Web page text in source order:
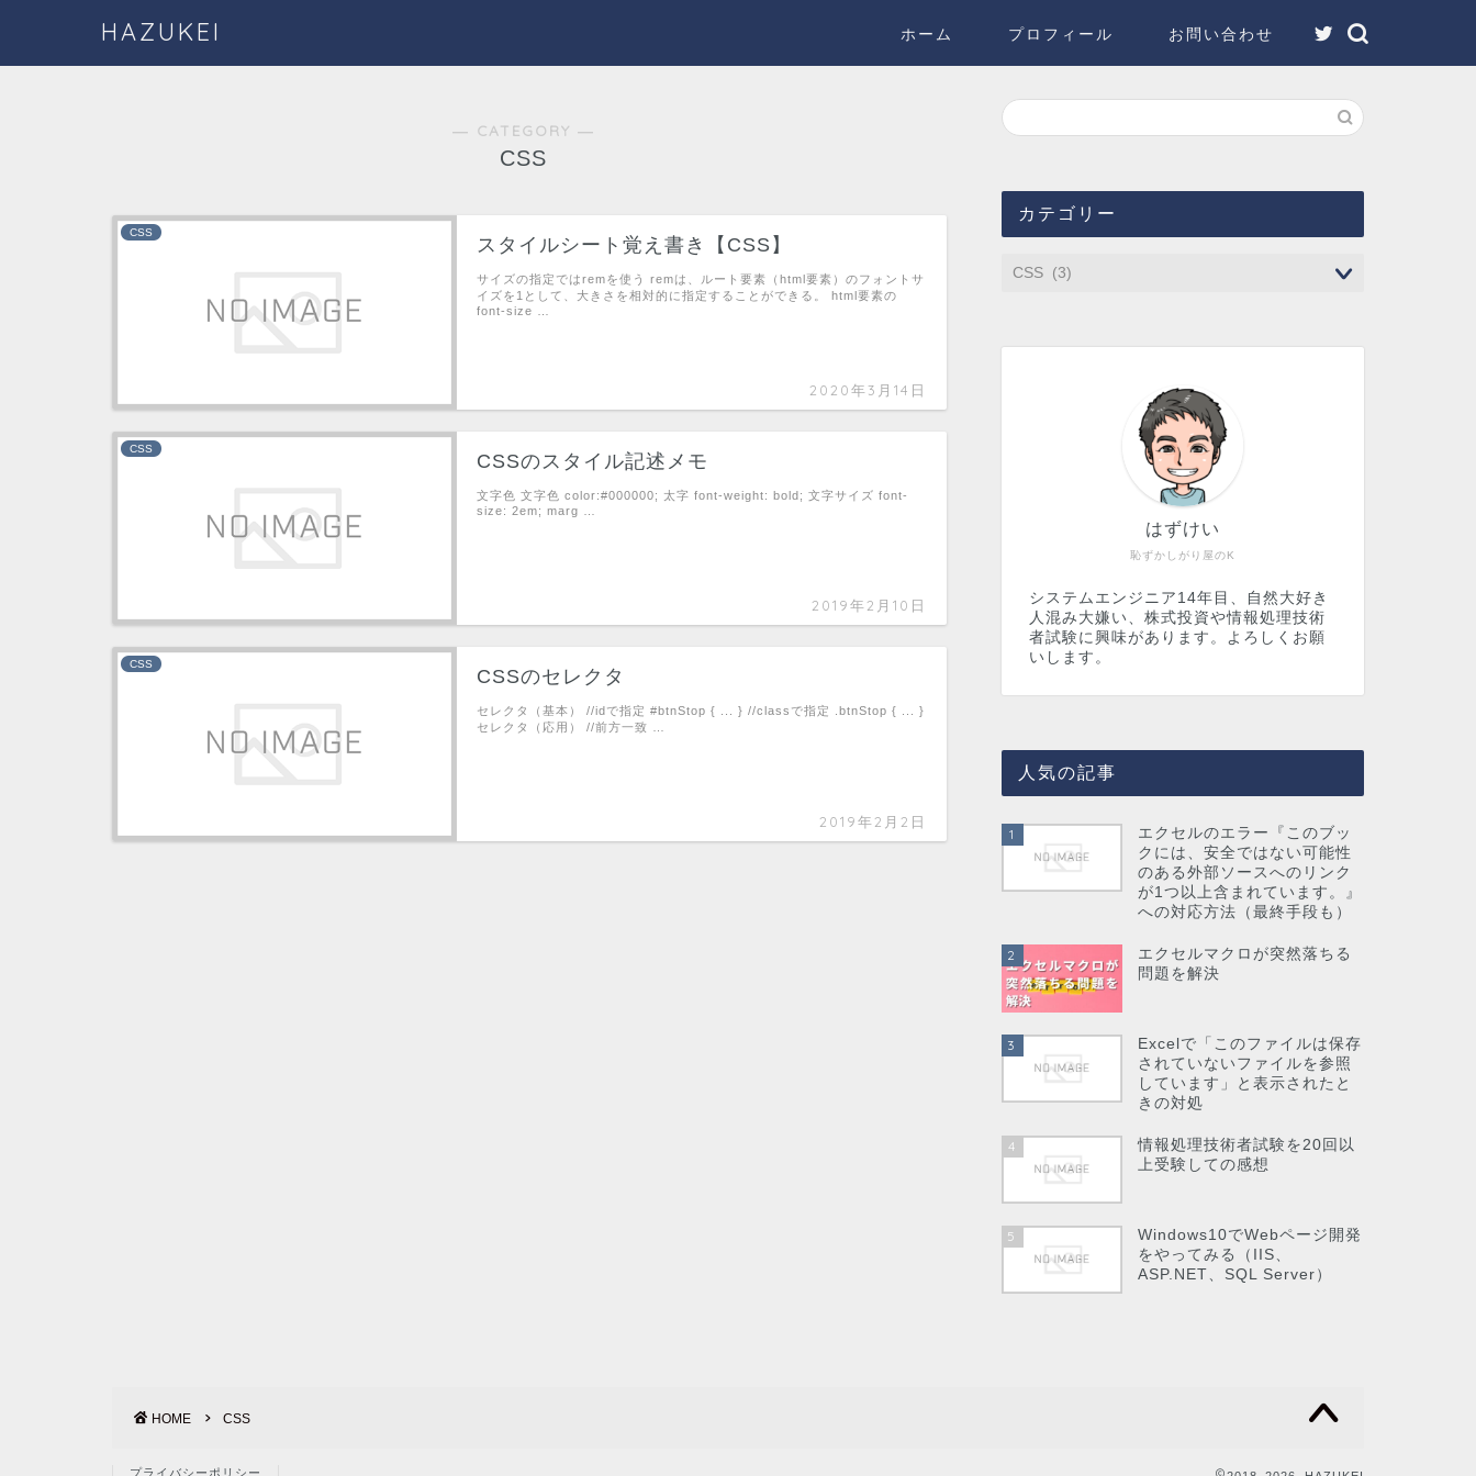
HAZUKEI ホーム プロフィール お問い合わせ
― CATEGORY ―
CSS
CSS
スタイルシート覚え書き【CSS】
2020年3月14日
サイズの指定ではremを使う remは、ルート要素（html要素）のフォントサ
イズを1として、大きさを相対的に指定することができる。 html要素の
font-size …
CSS
CSSのスタイル記述メモ
2019年2月10日
文字色 文字色 color:#000000; 太字 font-weight: bold; 文字サイズ font-
size: 2em; marg …
CSS
CSSのセレクタ
2019年2月2日
セレクタ（基本） //idで指定 #btnStop { ... } //classで指定 .btnStop { ... }
セレクタ（応用） //前方一致 …
カテゴリー
恥ずかしがり屋のK
はずけい
システムエンジニア14年目、自然大好き
人混み大嫌い、株式投資や情報処理技術
者試験に興味があります。よろしくお願
いします。
人気の記事
1
エクセルのエラー『このブッ
クには、安全ではない可能性
のある外部ソースへのリンク
が1つ以上含まれています。』
への対応方法（最終手段も）
2
エクセルマクロが突然落ちる
問題を解決
3
Excelで「このファイルは保存
されていないファイルを参照
しています」と表示されたと
きの対処
4
情報処理技術者試験を20回以
上受験しての感想
5
Windows10でWebページ開発
をやってみる（IIS、
ASP.NET、SQL Server）
HOME CSS
プライバシーポリシー